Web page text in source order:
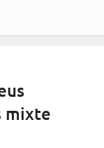
mixte